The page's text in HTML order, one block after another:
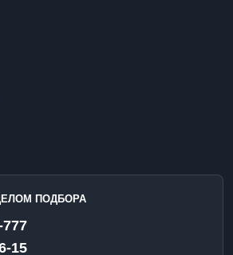
ПОДБОРА
777
15